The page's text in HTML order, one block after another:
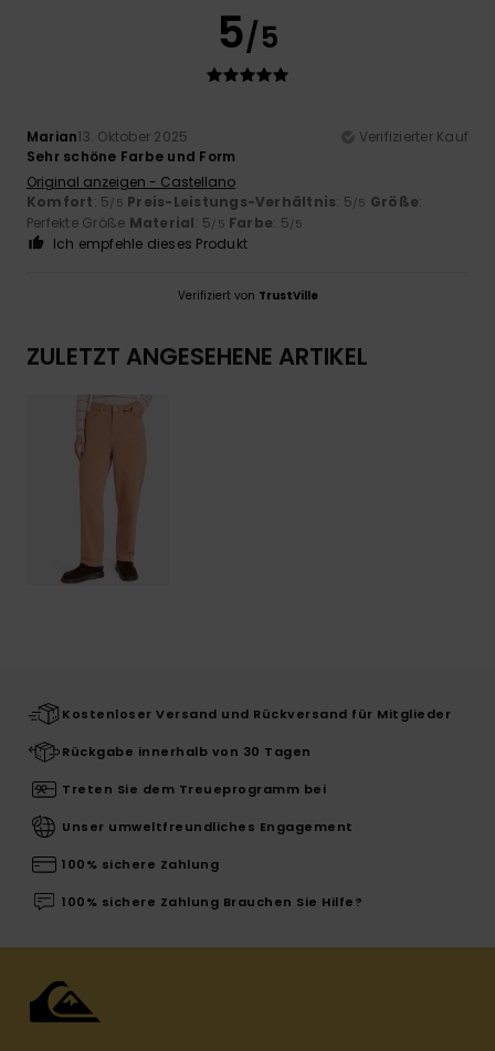
5/5
Marian13. Oktober 2025
Verifizierter Kauf
Sehr schöne Farbe und Form
Original anzeigen - Castellano
Komfort: 5/5 Preis-Leistungs-Verhältnis: 5/5 Größe:
Perfekte Größe Material: 5/5 Farbe: 5/5
Ich empfehle dieses Produkt
Verifiziert von TrustVille
ZULETZT ANGESEHENE ARTIKEL
Kostenloser Versand und Rückversand für Mitglieder
Rückgabe innerhalb von 30 Tagen
Treten Sie dem Treueprogramm bei
Unser umweltfreundliches Engagement
100% sichere Zahlung
100% sichere Zahlung Brauchen Sie Hilfe?